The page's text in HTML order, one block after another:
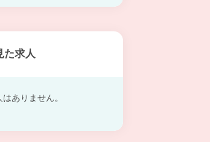
た求人
ありません。